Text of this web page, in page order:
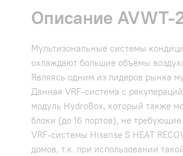
Описание AVWT-
Мультизональные системы
охлаждают большие объёмы
Являясь одним из лидеров рынка
Данная VRF-система с
модуль HydroBox, который также
блоки (до 16 портов), не
VRF-системы Hisense S HEAT
домов, т.к. при использовании